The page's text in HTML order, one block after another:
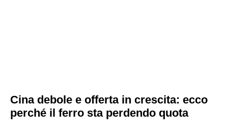
Cina debole e offerta in crescita: ecco
perché il ferro sta perdendo quota